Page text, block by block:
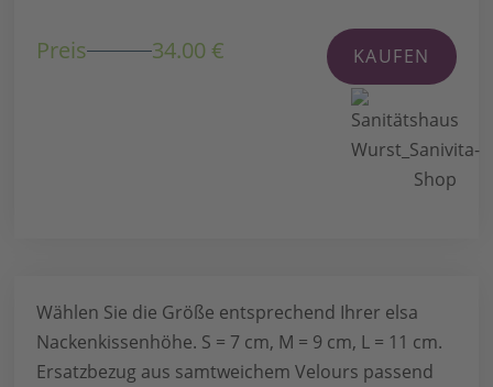
Preis 34.00 € KAUFEN
Wählen Sie die Größe entsprechend Ihrer elsa
Nackenkissenhöhe. S = 7 cm, M = 9 cm, L = 11 cm.
Ersatzbezug aus samtweichem Velours passend